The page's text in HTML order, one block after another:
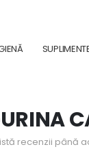
recenzii până